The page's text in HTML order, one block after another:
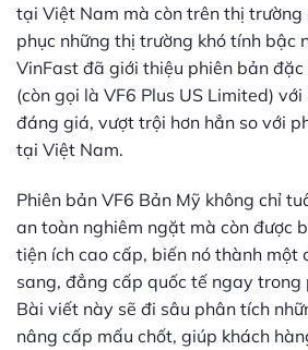
tại Việt Nam mà còn trên thị trường
phục những thị trường khó tính bậc
VinFast đã giới thiệu phiên bản
(còn gọi là VF6 Plus US Limited)
đáng giá, vượt trội hơn hẳn so với
tại Việt Nam.
Phiên bản VF6 Bản Mỹ không chỉ
an toàn nghiêm ngặt mà còn được
tiện ích cao cấp, biến nó thành một
sang, đẳng cấp quốc tế ngay trong
Bài viết này sẽ đi sâu phân tích
nâng cấp mấu chốt, giúp khách